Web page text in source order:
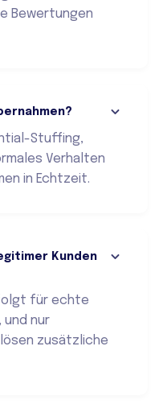
Bewertungen
Stuffing,
Verhalten
in Echtzeit.
Kunden
für echte
und nur
zusätzliche